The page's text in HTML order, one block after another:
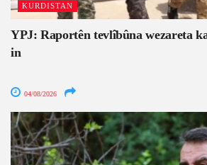
KURDISTAN
YPJ: Raportên tevlîbûna wezareta
in
04/08/2026